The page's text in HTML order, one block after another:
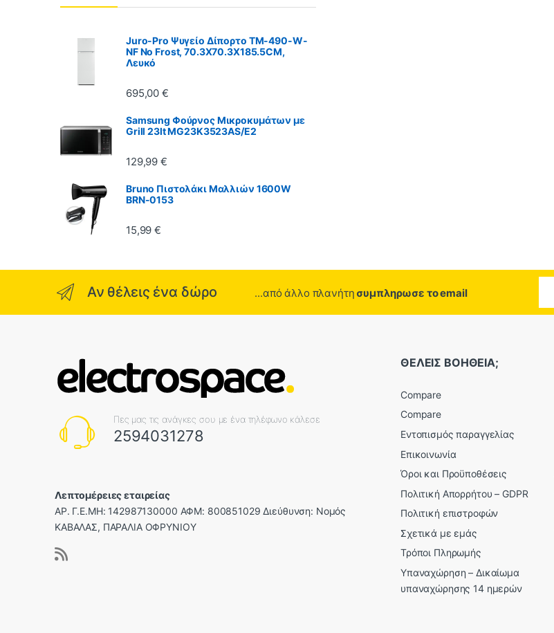
Juro-Pro Ψυγείο Δίπορτο TM-490-W-
NF No Frost, 70.3X70.3X185.5CM,
Λευκό
695,00€
Samsung Φούρνος Μικροκυμάτων με
Grill 23lt MG23K3523AS/E2
129,99€
Bruno Πιστολάκι Μαλλιών 1600W
BRN-0153
15,99€
Αν θέλεις ένα δώρο ...από άλλο πλανήτη συμπληρωσε το email
Πες μας τις ανάγκες σου με ένα τηλέφωνο κάλεσε
2594031278
Λεπτομέρειες εταιρείας
ΑΡ. Γ.Ε.ΜΗ: 142987130000 ΑΦΜ: 800851029 Διεύθυνση: Νομός
ΚΑΒΑΛΑΣ, ΠΑΡΑΛΙΑ ΟΦΡΥΝΙΟΥ
ΘΕΛΕΙΣ ΒΟΗΘΕΙΑ;
Compare
Compare
Εντοπισμός παραγγελίας
Επικοινωνία
Όροι και Προϋποθέσεις
Πολιτική Απορρήτου – GDPR
Πολιτική επιστροφών
Σχετικά με εμάς
Τρόποι Πληρωμής
Υπαναχώρηση – Δικαίωμα
υπαναχώρησης 14 ημερών